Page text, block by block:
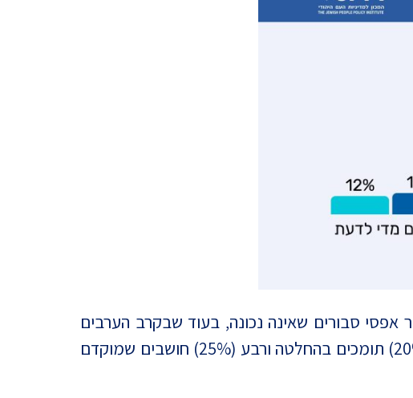
שההחלטה נכונה ורק שיעור אפסי סבורים שאינה נכונה, בעוד שבקרב הערבים
התמונה כמעט הפוכה: רובם (55%) סבורים שההחלטה לתקוף באיראן לא נכונה, חמישית (20%) תומכים בהחלטה ורבע (25%) חושבים שמוקדם